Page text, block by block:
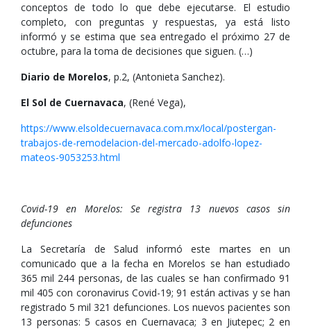
conceptos de todo lo que debe ejecutarse. El estudio
completo, con preguntas y respuestas, ya está listo
informó y se estima que sea entregado el próximo 27 de
octubre, para la toma de decisiones que siguen. (…)
Diario de Morelos, p.2, (Antonieta Sanchez).
El Sol de Cuernavaca, (René Vega),
https://www.elsoldecuernavaca.com.mx/local/postergan-
trabajos-de-remodelacion-del-mercado-adolfo-lopez-
mateos-9053253.html
Covid-19 en Morelos: Se registra 13 nuevos casos sin
defunciones
La Secretaría de Salud informó este martes en un
comunicado que a la fecha en Morelos se han estudiado
365 mil 244 personas, de las cuales se han confirmado 91
mil 405 con coronavirus Covid-19; 91 están activas y se han
registrado 5 mil 321 defunciones. Los nuevos pacientes son
13 personas: 5 casos en Cuernavaca; 3 en Jiutepec; 2 en